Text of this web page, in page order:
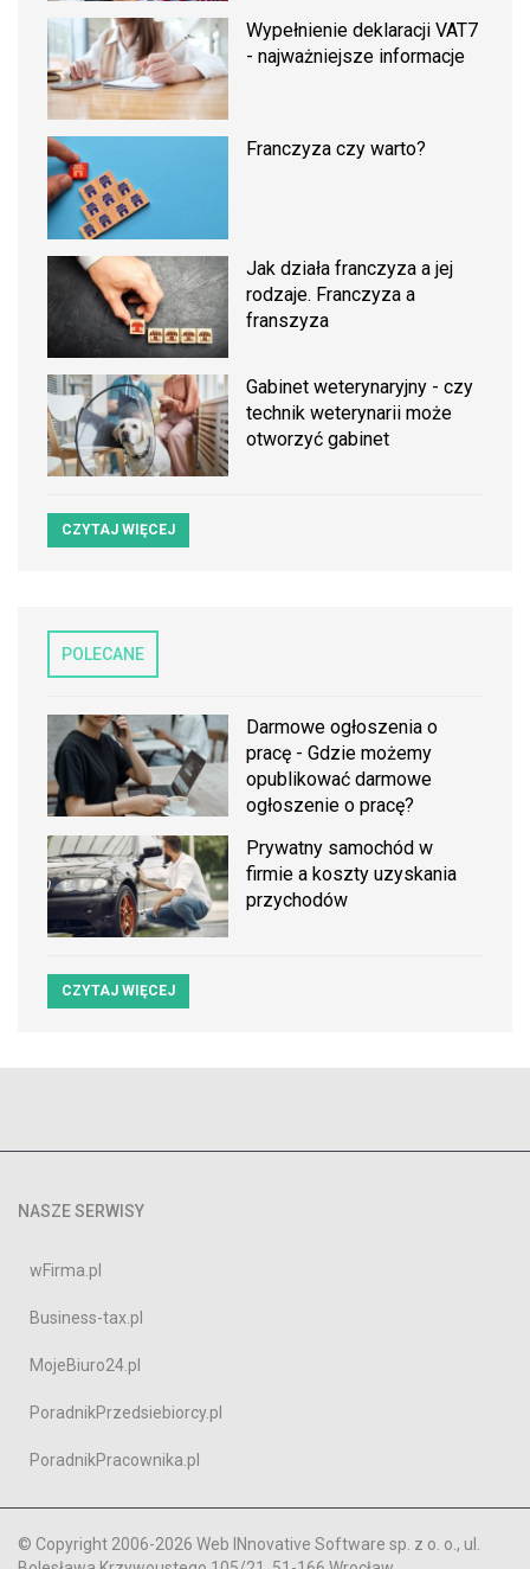
Wypełnienie deklaracji VAT7
- najważniejsze informacje
Franczyza czy warto?
Jak działa franczyza a jej
rodzaje. Franczyza a
franszyza
Gabinet weterynaryjny - czy
technik weterynarii może
otworzyć gabinet
CZYTAJ WIĘCEJ
POLECANE
Darmowe ogłoszenia o
pracę - Gdzie możemy
opublikować darmowe
ogłoszenie o pracę?
Prywatny samochód w
firmie a koszty uzyskania
przychodów
CZYTAJ WIĘCEJ
NASZE SERWISY
wFirma.pl
Business-tax.pl
MojeBiuro24.pl
PoradnikPrzedsiebiorcy.pl
PoradnikPracownika.pl
© Copyright 2006-2026 Web INnovative Software sp. z o. o., ul.